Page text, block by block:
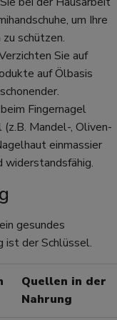
um Ihre
schützen.
Sie auf
auf Ölbasis
Fingernagel
Mandel-, Oliven-
einmassier
gesundes
ist der Schlüssel.
Quellen in der
Nahrung